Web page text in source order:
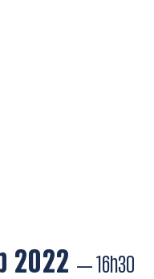
2022 — 16h30